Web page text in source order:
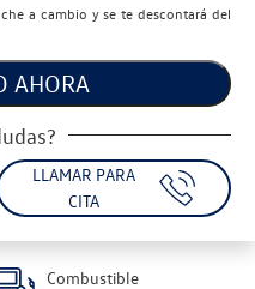
a cambio y se te descontará del
AHORA
LLAMAR PARA
CITA
Combustible